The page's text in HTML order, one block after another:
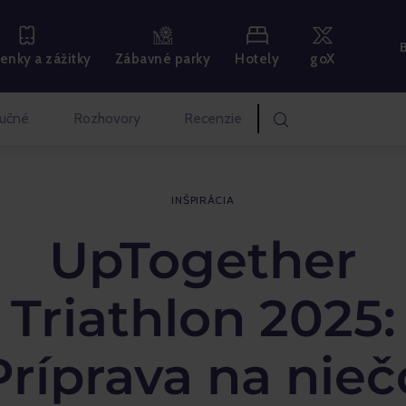
a zážitky Zábavné parky Hotely goX
Rozhovory Recenzie
INŠPIRÁCIA
UpTogether
Triathlon 2025:
na